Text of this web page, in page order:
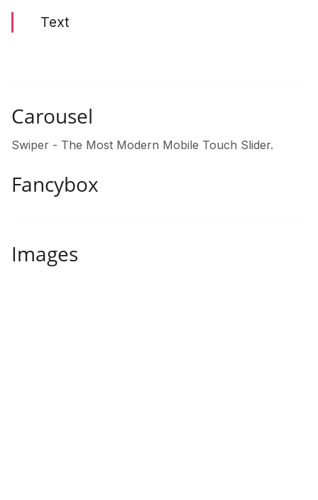
Text
Carousel
Swiper - The Most Modern Mobile Touch Slider.
Fancybox
Images